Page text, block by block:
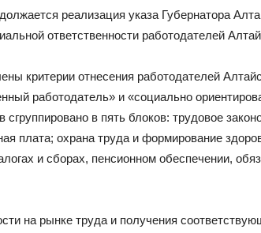
реализация указа Губернатора
ответственности работодателей
критерии отнесения работодателей
работодатель» и «социально
сгруппировано в пять блоков: трудовое
плата; охрана труда и формирование
и сборах, пенсионном обеспечении,
на рынке труда и получения